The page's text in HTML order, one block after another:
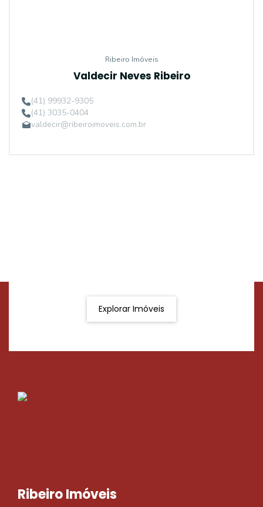
Ribeiro Imóveis
Valdecir Neves Ribeiro
(41) 99932-9305
(41) 3035-0404
valdecir@ribeiroimoveis.com.br
Explorar Imóveis
Ribeiro Imóveis